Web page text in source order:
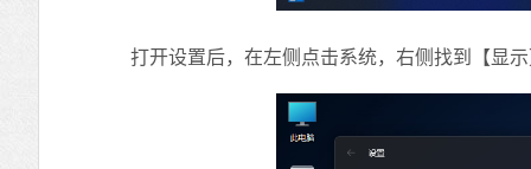
打开设置后，在左侧点击系统，右侧找到【显示